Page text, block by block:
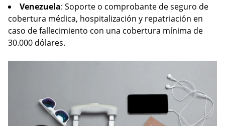
Venezuela: Soporte o comprobante de seguro de
cobertura médica, hospitalización y repatriación en
caso de fallecimiento con una cobertura mínima de
30.000 dólares.